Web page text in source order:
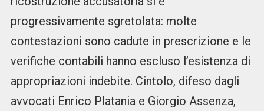
progressivamente sgretolata: molte
contestazioni sono cadute in prescrizione e le
verifiche contabili hanno escluso l’esistenza di
appropriazioni indebite. Cintolo, difeso dagli
avvocati Enrico Platania e Giorgio Assenza,